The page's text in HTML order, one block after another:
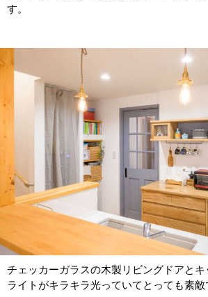
す。
チェッカーガラスの木製リビングドアとキ
ライトがキラキラ光っていてとっても素敵